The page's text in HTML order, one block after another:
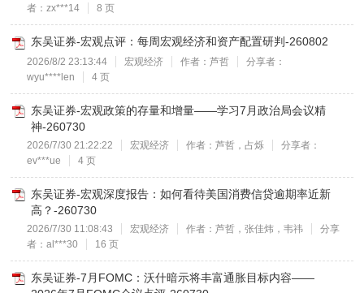
者：zx***14
8 页
东吴证券-宏观点评：每周宏观经济和资产配置研判-260802
2026/8/2 23:13:44 宏观经济 作者：芦哲
分享者：
wyu****len
4 页
东吴证券-宏观政策的存量和增量——学习7月政治局会议精
神-260730
2026/7/30 21:22:22 宏观经济 作者：芦哲，占烁
分享者：
ev***ue
4 页
东吴证券-宏观深度报告：如何看待美国消费信贷逾期率近新
高？-260730
2026/7/30 11:08:43 宏观经济 作者：芦哲，张佳炜，韦祎
分享
者：al***30
16 页
东吴证券-7月FOMC：沃什暗示将丰富通胀目标内容——